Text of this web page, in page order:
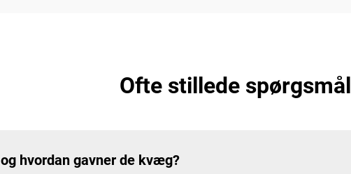
Ofte stillede spørgsmål
hvordan gavner de kvæg?